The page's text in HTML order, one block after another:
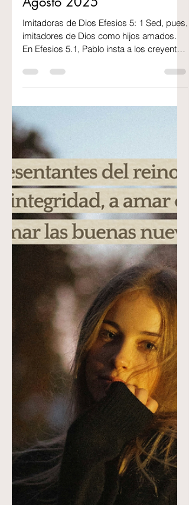
2 min de lectura
Agosto 2025
Imitadoras de Dios Efesios 5: 1 Sed, pues,
imitadores de Dios como hijos amados.
En Efesios 5.1, Pablo insta a los creyentes
a imitar a...